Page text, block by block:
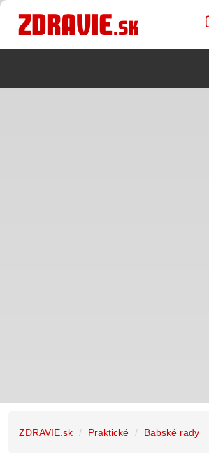
ZDRAVIE.sk Praktické Babské rady